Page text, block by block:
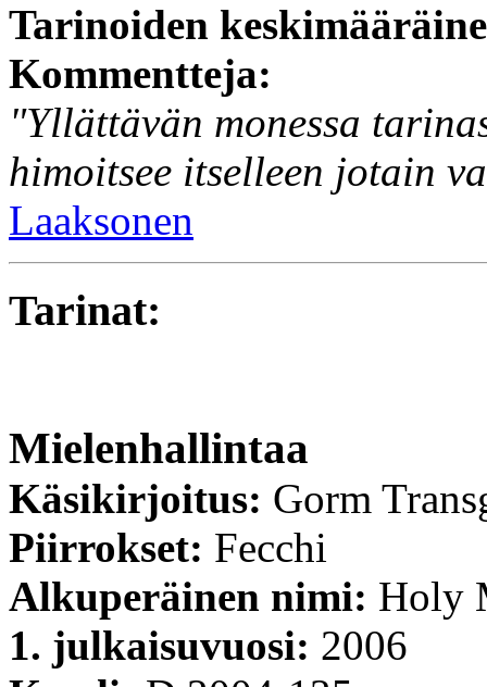
Tarinoiden
Kommentteja:
"Yllättävän monessa
himoitsee itselleen jotain
Laaksonen
Tarinat:
Mielenhallintaa
Käsikirjoitus: Gorm
Piirrokset: Fecchi
Alkuperäinen nimi: Holy
1. julkaisuvuosi: 2006